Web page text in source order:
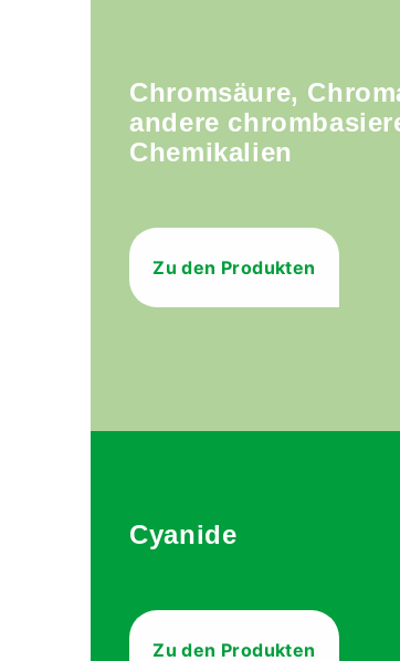
Chromsäure,
andere
Chemikalien
Zu den Produkten
Cyanide
Zu den Produkten